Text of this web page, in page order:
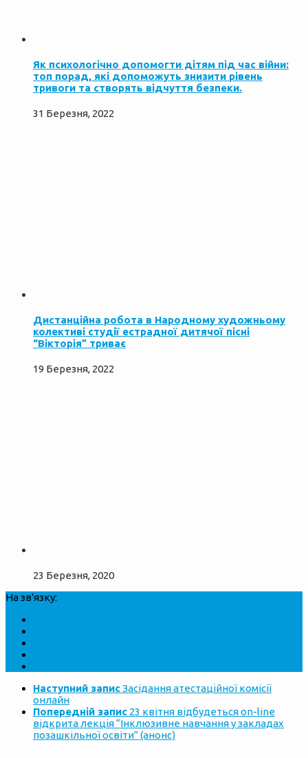
Як психологічно допомогти дітям під час війни:
топ порад, які допоможуть знизити рівень
тривоги та створять відчуття безпеки.
31 Березня, 2022
Дистанційна робота в Народному художньому
колективі студії естрадної дитячої пісні
“Вікторія” триває
19 Березня, 2022
23 Березня, 2020
На зв'язку:
Наступний записЗасідання атестаційної комісії
онлайн
Попередній запис 23 квітня відбудеться on-line
відкрита лекція “Інклюзивне навчання у закладах
позашкільної освіти” (анонс)